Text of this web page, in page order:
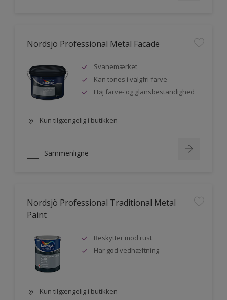
Nordsjö Professional Metal Facade
Svanemærket
Kan tones i valgfri farve
Høj farve- og glansbestandighed
Kun tilgængelig i butikken
Sammenligne
Nordsjö Professional Traditional Metal
Paint
Beskytter mod rust
Har god vedhæftning
Kun tilgængelig i butikken